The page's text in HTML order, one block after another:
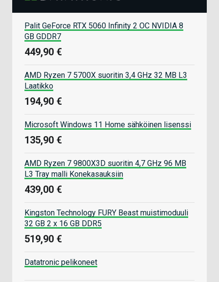
Palit GeForce RTX 5060 Infinity 2 OC NVIDIA 8
GB GDDR7
449,90 €
AMD Ryzen 7 5700X suoritin 3,4 GHz 32 MB L3
Laatikko
194,90 €
Microsoft Windows 11 Home sähköinen lisenssi
135,90 €
AMD Ryzen 7 9800X3D suoritin 4,7 GHz 96 MB
L3 Tray malli Konekasauksiin
439,00 €
Kingston Technology FURY Beast muistimoduuli
32 GB 2 x 16 GB DDR5
519,90 €
Datatronic pelikoneet